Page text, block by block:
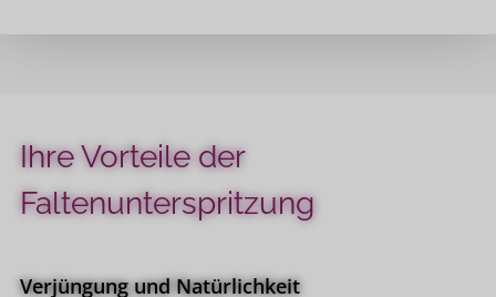
Fachliche Kompetenz
Dr. med. Stephan Günther ist ein erstklassiger
Arzt in der Schönheitschirurgie und ein Könner
Faltenunterspritzung. Er verfügt über mehr als 15